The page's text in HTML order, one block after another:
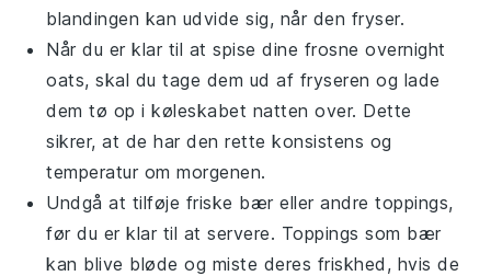
blandingen kan udvide sig, når den fryser.
Når du er klar til at spise dine frosneovernight
oats, skal du tage dem ud af fryseren og lade
dem tø op i køleskabet natten over. Dette
sikrer, at de har den rette konsistens og
temperatur om morgenen.
Undgå at tilføje friske bær eller andre toppings,
før du er klar til at servere. Toppings som bær
kan blive bløde og miste deres friskhed, hvis de